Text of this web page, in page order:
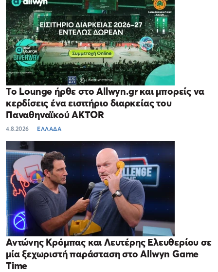
Το Lounge ήρθε στο Allwyn.gr και μπορείς να
κερδίσεις ένα εισιτήριο διαρκείας του
Παναθηναϊκού AKTOR
4.8.2026 ΕΛΛΑΔΑ
Αντώνης Κρόμπας και Λευτέρης Ελευθερίου σε
μία ξεχωριστή παράσταση στο Allwyn Game
Time